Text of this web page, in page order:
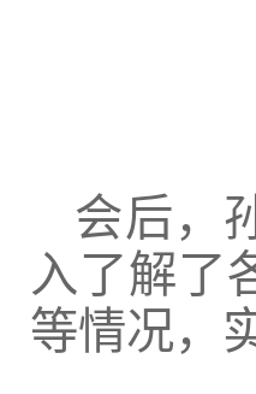
会后，
入了解了
等情况，